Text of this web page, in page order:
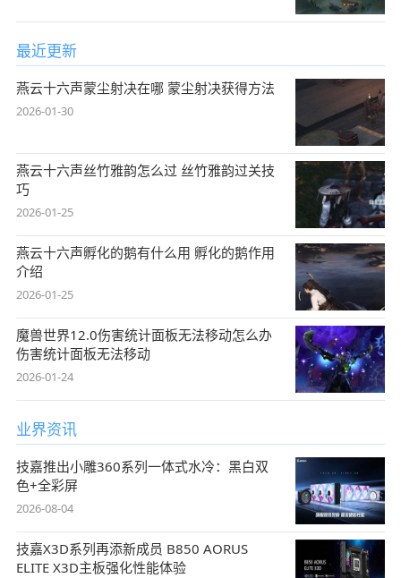
最近更新
燕云十六声蒙尘射决在哪 蒙尘射决获得方法
2026-01-30
燕云十六声丝竹雅韵怎么过 丝竹雅韵过关技
巧
2026-01-25
燕云十六声孵化的鹅有什么用 孵化的鹅作用
介绍
2026-01-25
魔兽世界12.0伤害统计面板无法移动怎么办
伤害统计面板无法移动
2026-01-24
业界资讯
技嘉推出小雕360系列一体式水冷：黑白双
色+全彩屏
2026-08-04
技嘉X3D系列再添新成员 B850 AORUS
ELITE X3D主板强化性能体验